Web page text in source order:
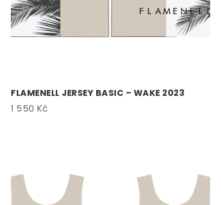
FLAMENELL JERSEY BASIC – WAKE 2023
1 550 Kč